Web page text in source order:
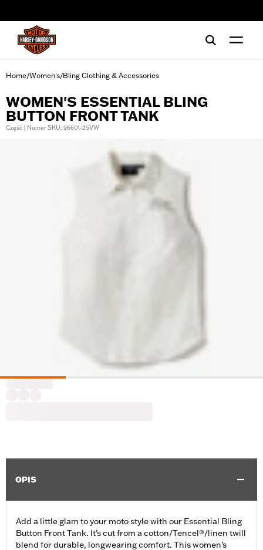
Home/Women's/Bling Clothing & Accessories
WOMEN'S ESSENTIAL BLING
BUTTON FRONT TANK
Część | Numer SKU: 96601-25VW
OPIS
Add a little glam to your moto style with our Essential Bling
Button Front Tank. It’s cut from a cotton/Tencel®/linen twill
blend for durable, longwearing comfort. This women’s